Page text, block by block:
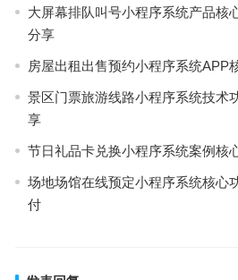
大屏幕排队叫号小程序系统产品核
分享
房屋出租出售预约小程序系统APP
景区门票旅游线路小程序系统技术
享
节日礼品卡兑换小程序系统案例核
场地场馆在线预定小程序系统核心
付